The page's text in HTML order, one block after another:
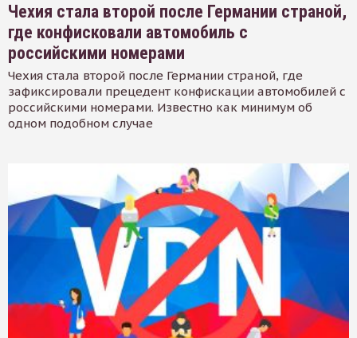
Чехия стала второй после Германии страной,
где конфисковали автомобиль с
российскими номерами
Чехия стала второй после Германии страной, где
зафиксировали прецедент конфискации автомобилей с
российскими номерами. Известно как минимум об
одном подобном случае